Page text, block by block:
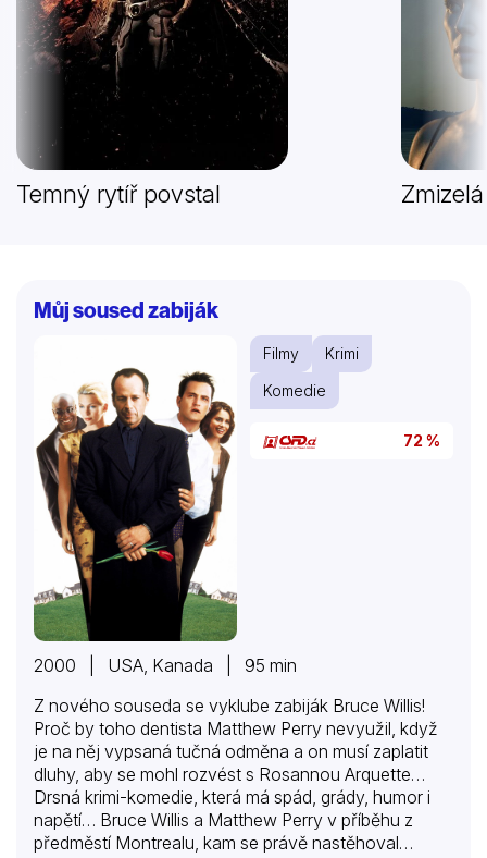
Temný rytíř povstal Zmizelá
Můj soused zabiják
Filmy
Krimi
Komedie
72 %
2000 | USA, Kanada | 95 min
Z nového souseda se vyklube zabiják Bruce Willis!
Proč by toho dentista Matthew Perry nevyužil, když
je na něj vypsaná tučná odměna a on musí zaplatit
dluhy, aby se mohl rozvést s Rosannou Arquette…
Drsná krimi-komedie, která má spád, grády, humor i
napětí… Bruce Willis a Matthew Perry v příběhu z
předměstí Montrealu, kam se právě nastěhoval